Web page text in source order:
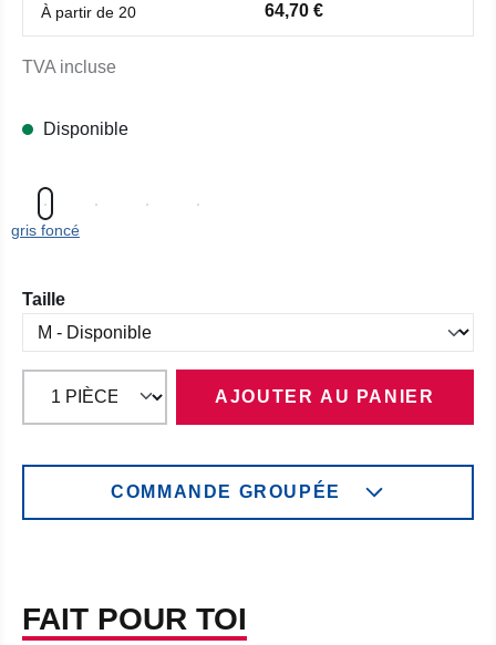
À partir de 20 64,70 €
TVA incluse
Disponible
gris foncé
Sélectionnez
Taille
AJOUTER AU PANIER
COMMANDE GROUPÉE
FAIT POUR TOI